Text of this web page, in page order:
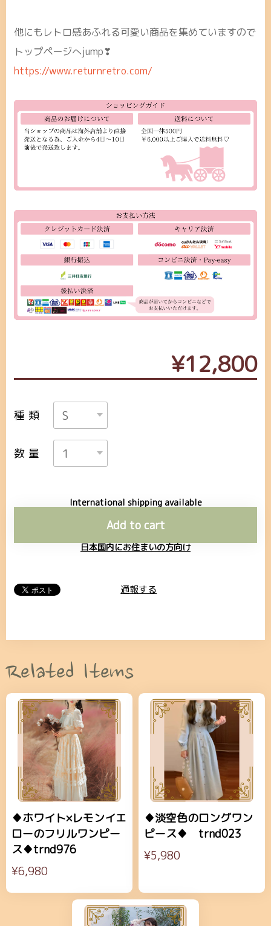
他にもレトロ感あふれる可愛い商品を集めていますので
トップページへjump❣
https://www.returnretro.com/
¥12,800
種類
数量
International shipping available
Add to cart
日本国内にお住まいの方向け
通報する
Related Items
♦ホワイト×レモンイエ
ローのフリルワンピー
ス♦trnd976
¥6,980
♦淡空色のロングワン
ピース♦ trnd023
¥5,980